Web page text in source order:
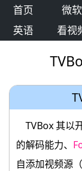
首页
英语
微软
看视
TVBox 其以
的解码能力、
自添加视频源